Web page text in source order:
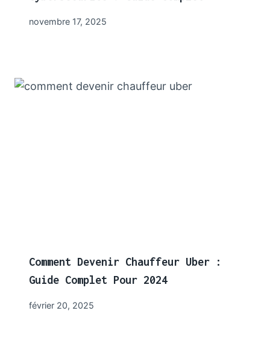
novembre 17, 2025
Comment Devenir Chauffeur Uber :
Guide Complet Pour 2024
février 20, 2025